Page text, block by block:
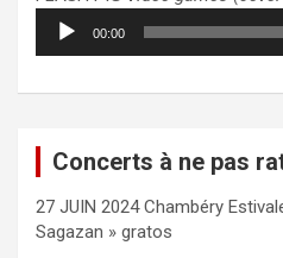
Lecteur
audio
00:00
Concerts à ne pas
27 JUIN 2024 Chambéry
Sagazan » gratos